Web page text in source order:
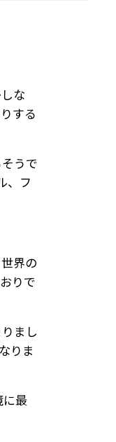
な
する
うで
、フ
界の
りで
まし
りま
に最